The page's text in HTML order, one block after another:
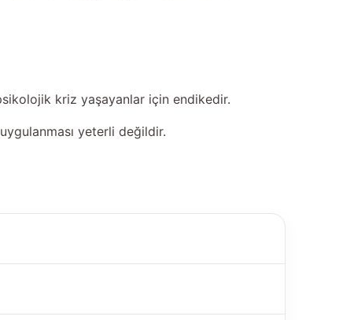
kriz yaşayanlar için endikedir.
yeterli değildir.